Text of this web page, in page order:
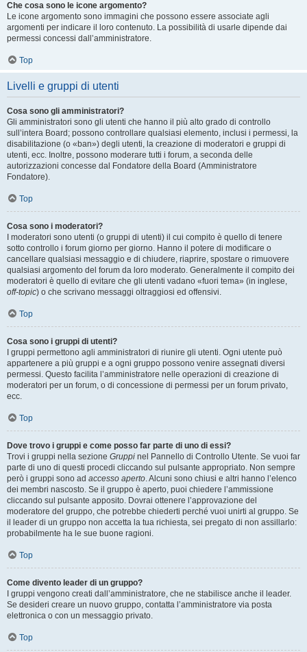
Che cosa sono le icone argomento?
Le icone argomento sono immagini che possono essere associate agli
argomenti per indicare il loro contenuto. La possibilità di usarle dipende dai
permessi concessi dall’amministratore.
Top
Livelli e gruppi di utenti
Cosa sono gli amministratori?
Gli amministratori sono gli utenti che hanno il più alto grado di controllo
sull’intera Board; possono controllare qualsiasi elemento, inclusi i permessi, la
disabilitazione (o «ban») degli utenti, la creazione di moderatori e gruppi di
utenti, ecc. Inoltre, possono moderare tutti i forum, a seconda delle
autorizzazioni concesse dal Fondatore della Board (Amministratore
Fondatore).
Top
Cosa sono i moderatori?
I moderatori sono utenti (o gruppi di utenti) il cui compito è quello di tenere
sotto controllo i forum giorno per giorno. Hanno il potere di modificare o
cancellare qualsiasi messaggio e di chiudere, riaprire, spostare o rimuovere
qualsiasi argomento del forum da loro moderato. Generalmente il compito dei
moderatori è quello di evitare che gli utenti vadano «fuori tema» (in inglese,
off-topic) o che scrivano messaggi oltraggiosi ed offensivi.
Top
Cosa sono i gruppi di utenti?
I gruppi permettono agli amministratori di riunire gli utenti. Ogni utente può
appartenere a più gruppi e a ogni gruppo possono venire assegnati diversi
permessi. Questo facilita l’amministratore nelle operazioni di creazione di
moderatori per un forum, o di concessione di permessi per un forum privato,
ecc.
Top
Dove trovo i gruppi e come posso far parte di uno di essi?
Trovi i gruppi nella sezione Gruppi nel Pannello di Controllo Utente. Se vuoi far
parte di uno di questi procedi cliccando sul pulsante appropriato. Non sempre
però i gruppi sono ad accesso aperto. Alcuni sono chiusi e altri hanno l’elenco
dei membri nascosto. Se il gruppo è aperto, puoi chiedere l’ammissione
cliccando sul pulsante apposito. Dovrai ottenere l’approvazione del
moderatore del gruppo, che potrebbe chiederti perché vuoi unirti al gruppo. Se
il leader di un gruppo non accetta la tua richiesta, sei pregato di non assillarlo:
probabilmente ha le sue buone ragioni.
Top
Come divento leader di un gruppo?
I gruppi vengono creati dall’amministratore, che ne stabilisce anche il leader.
Se desideri creare un nuovo gruppo, contatta l’amministratore via posta
elettronica o con un messaggio privato.
Top